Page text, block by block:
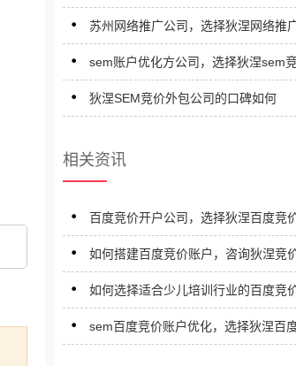
苏州网络推广公司，选择狄涅网络推广
sem账户优化方公司，选择狄涅sem竞
狄涅SEM竞价外包公司的口碑如何
相关资讯
百度竞价开户公司，选择狄涅百度竞价
如何搭建百度竞价账户，咨询狄涅竞价
如何选择适合少儿培训行业的百度竞价
sem百度竞价账户优化，选择狄涅百度